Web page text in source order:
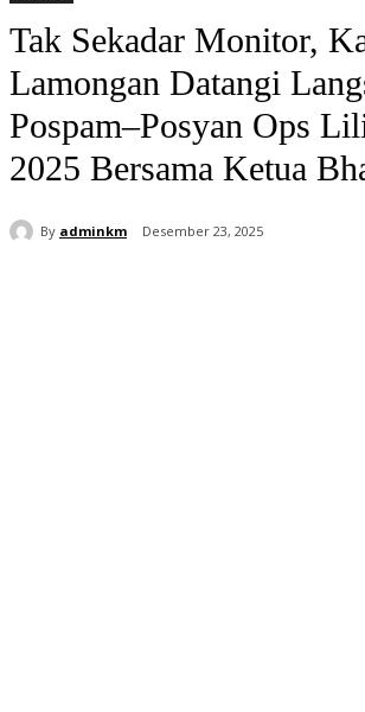
Tak Sekadar Monitor,
Lamongan Datangi
Pospam–Posyan Ops
2025 Bersama Ketua
By adminkm Desember 23, 2025